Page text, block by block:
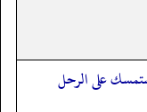
على الرحل